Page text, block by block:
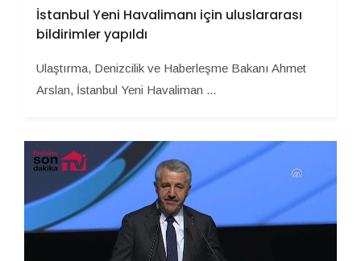
İstanbul Yeni Havalimanı için uluslararası
bildirimler yapıldı
Ulaştırma, Denizcilik ve Haberleşme Bakanı Ahmet
Arslan, İstanbul Yeni Havaliman ...